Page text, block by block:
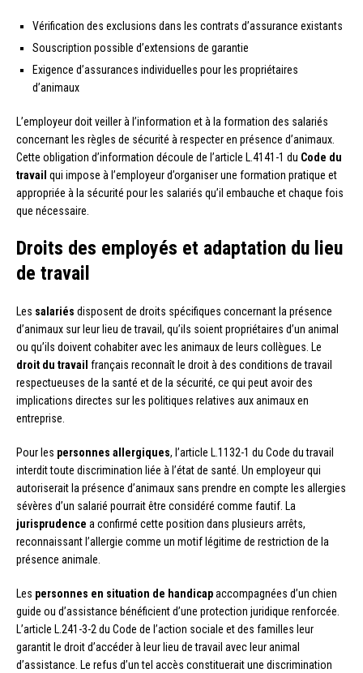
Vérification des exclusions dans les contrats d’assurance existants
Souscription possible d’extensions de garantie
Exigence d’assurances individuelles pour les propriétaires
d’animaux
L’employeur doit veiller à l’information et à la formation des salariés
concernant les règles de sécurité à respecter en présence d’animaux.
Cette obligation d’information découle de l’article L.4141-1 du Code du
travail qui impose à l’employeur d’organiser une formation pratique et
appropriée à la sécurité pour les salariés qu’il embauche et chaque fois
que nécessaire.
Droits des employés et adaptation du lieu
de travail
Les salariés disposent de droits spécifiques concernant la présence
d’animaux sur leur lieu de travail, qu’ils soient propriétaires d’un animal
ou qu’ils doivent cohabiter avec les animaux de leurs collègues. Le
droit du travail français reconnaît le droit à des conditions de travail
respectueuses de la santé et de la sécurité, ce qui peut avoir des
implications directes sur les politiques relatives aux animaux en
entreprise.
Pour les personnes allergiques, l’article L.1132-1 du Code du travail
interdit toute discrimination liée à l’état de santé. Un employeur qui
autoriserait la présence d’animaux sans prendre en compte les allergies
sévères d’un salarié pourrait être considéré comme fautif. La
jurisprudence a confirmé cette position dans plusieurs arrêts,
reconnaissant l’allergie comme un motif légitime de restriction de la
présence animale.
Les personnes en situation de handicapaccompagnées d’un chien
guide ou d’assistance bénéficient d’une protection juridique renforcée.
L’article L.241-3-2 du Code de l’action sociale et des familles leur
garantit le droit d’accéder à leur lieu de travail avec leur animal
d’assistance. Le refus d’un tel accès constituerait une discrimination